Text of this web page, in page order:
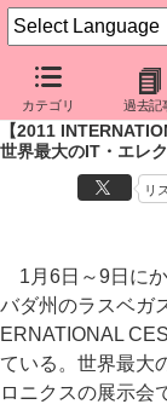
カテゴリ 過去記
ケータイ Watch
【2011
世界最大のIT・エレ
リ
1月6日～9日に
バダ州のラスベガ
ERNATIONAL
ている。世界最大
ロニクスの展示会